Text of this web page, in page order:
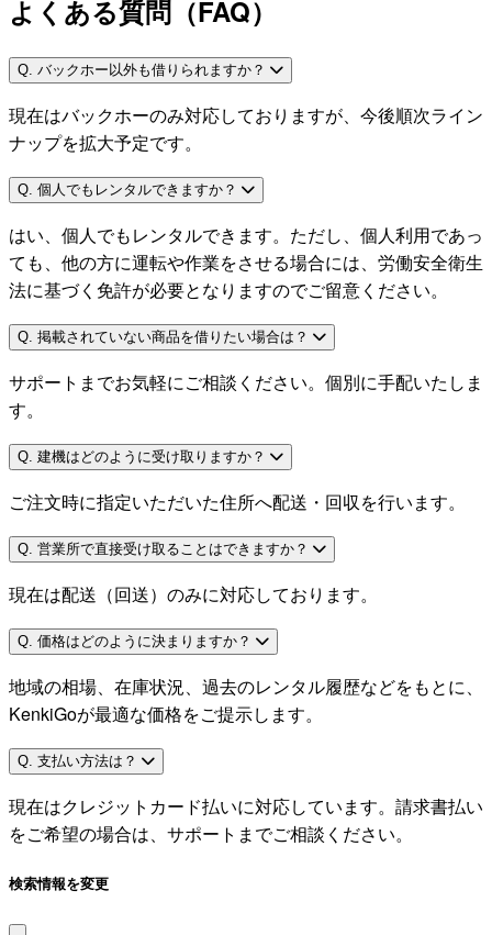
よくある質問（FAQ）
Q. バックホー以外も借りられますか？
現在はバックホーのみ対応しておりますが、今後順次ライン
ナップを拡大予定です。
Q. 個人でもレンタルできますか？
はい、個人でもレンタルできます。ただし、個人利用であっ
ても、他の方に運転や作業をさせる場合には、労働安全衛生
法に基づく免許が必要となりますのでご留意ください。
Q. 掲載されていない商品を借りたい場合は？
サポートまでお気軽にご相談ください。個別に手配いたしま
す。
Q. 建機はどのように受け取りますか？
ご注文時に指定いただいた住所へ配送・回収を行います。
Q. 営業所で直接受け取ることはできますか？
現在は配送（回送）のみに対応しております。
Q. 価格はどのように決まりますか？
地域の相場、在庫状況、過去のレンタル履歴などをもとに、
KenkiGoが最適な価格をご提示します。
Q. 支払い方法は？
現在はクレジットカード払いに対応しています。請求書払い
をご希望の場合は、サポートまでご相談ください。
検索情報を変更